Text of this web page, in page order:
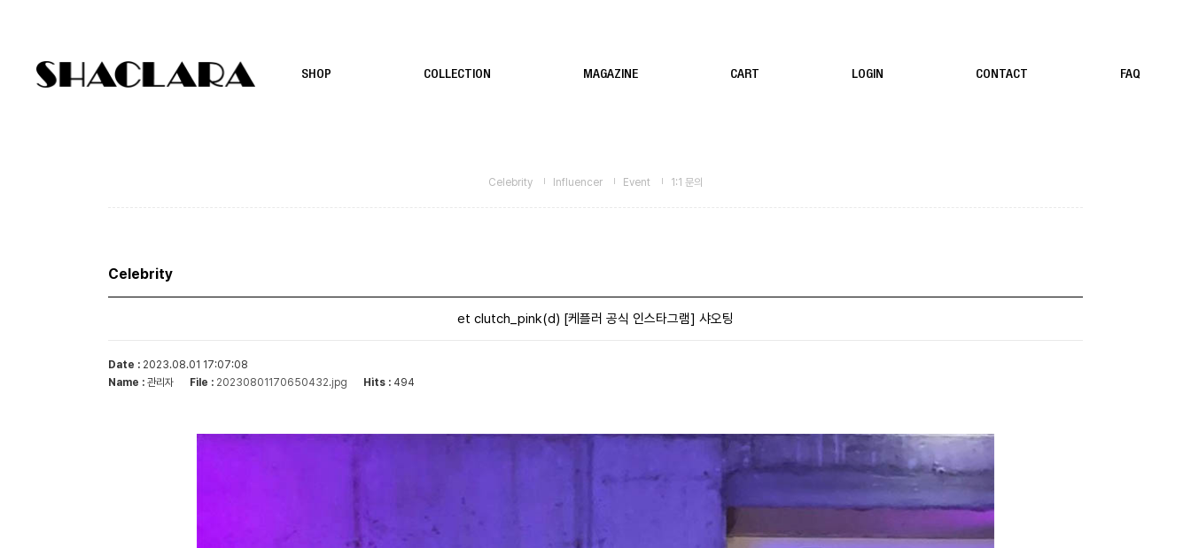
SHOP COLLECTION MAGAZINE CART LOGIN CONTACT FAQ
Celebrity Influencer Event 1:1 문의
Celebrity
et clutch_pink(d) [케플러 공식 인스타그램] 샤오팅
Date : 2023.08.01 17:07:08
Name : 관리자 File : 20230801170650432.jpg Hits : 494